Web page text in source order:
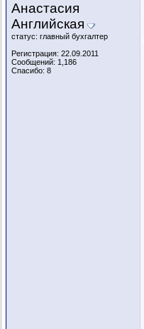
Анастасия
Английская
статус: главный бухгалтер
Регистрация: 22.09.2011
Сообщений: 1,186
Спасибо: 8